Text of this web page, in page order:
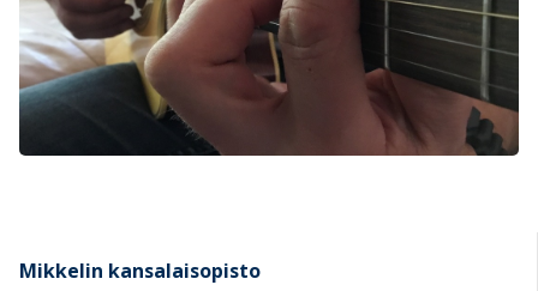
Mikkelin kansalaisopisto